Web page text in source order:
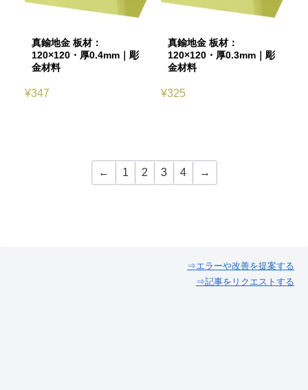
真鍮地金 板材：
120×120・厚0.4mm｜彫
金材料
¥347
真鍮地金 板材：
120×120・厚0.3mm｜彫
金材料
¥325
← 1 2 3 4 →
⇒エラーや改善を提案する
⇒記事をリクエストする